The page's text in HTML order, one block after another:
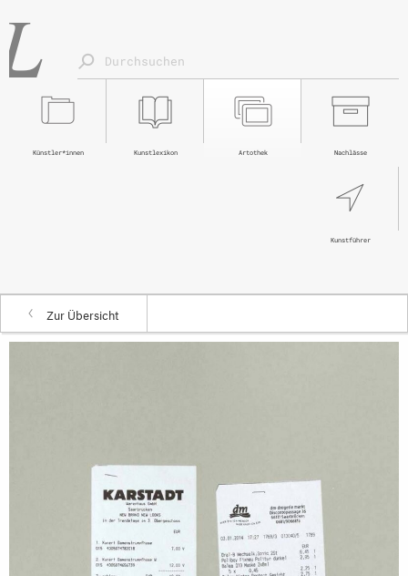
Nachlässe
Artothek
Kunstlexikon
Künstler*innen
Kunstführer
Zur Übersicht